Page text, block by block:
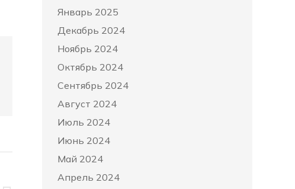
Январь 2025
Декабрь 2024
Ноябрь 2024
Октябрь 2024
Сентябрь 2024
Август 2024
Июль 2024
Июнь 2024
Май 2024
Апрель 2024